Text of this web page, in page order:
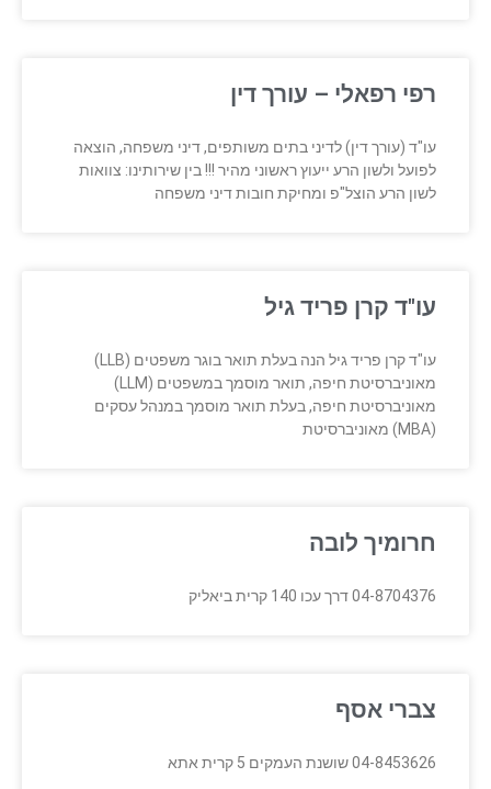
רפי רפאלי – עורך דין
עו"ד (עורך דין) לדיני בתים משותפים, דיני משפחה, הוצאה
לפועל ולשון הרע ייעוץ ראשוני מהיר !!! בין שירותינו: צוואות
לשון הרע הוצל"פ ומחיקת חובות דיני משפחה
עו"ד קרן פריד גיל
עו"ד קרן פריד גיל הנה בעלת תואר בוגר משפטים (LLB)
מאוניברסיטת חיפה, תואר מוסמך במשפטים (LLM)
מאוניברסיטת חיפה, בעלת תואר מוסמך במנהל עסקים
(MBA) מאוניברסיטת
חרומיך לובה
04-8704376 דרך עכו 140 קרית ביאליק
צברי אסף
04-8453626 שושנת העמקים 5 קרית אתא